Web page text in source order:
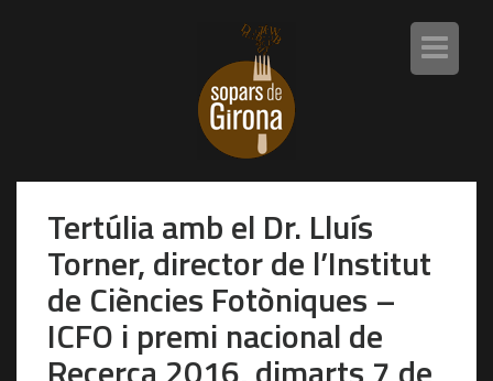
T
o
g
n
Tertúlia amb el Dr. Lluís
Torner, director de l’Institut
de Ciències Fotòniques –
ICFO i premi nacional de